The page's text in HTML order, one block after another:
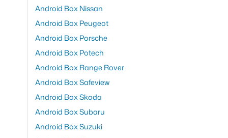
Android Box Nissan
Android Box Peugeot
Android Box Porsche
Android Box Potech
Android Box Range Rover
Android Box Safeview
Android Box Skoda
Android Box Subaru
Android Box Suzuki